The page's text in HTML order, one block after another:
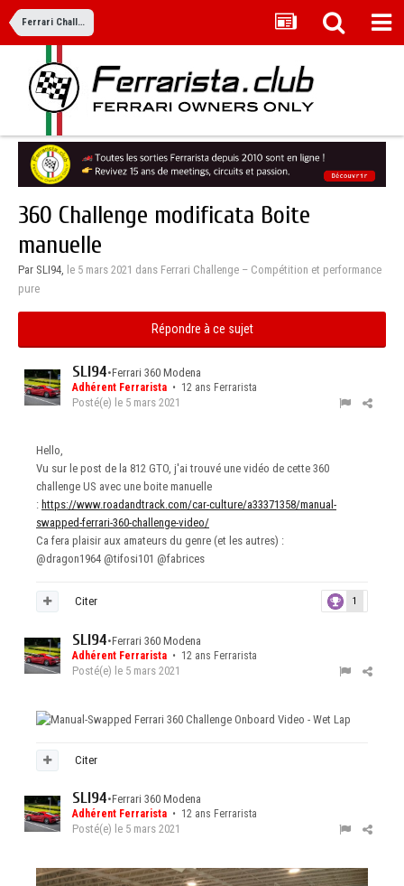
Ferrari Challenge – Compétition et performance pure
360 Challenge modificata Boite
manuelle
Par SLI94, le 5 mars 2021 dans Ferrari Challenge – Compétition et performance
pure
Répondre à ce sujet
SLI94•Ferrari 360 Modena
Adhérent Ferrarista • 12 ans Ferrarista
Posté(e) le 5 mars 2021
Hello,
Vu sur le post de la 812 GTO, j'ai trouvé une vidéo de cette 360
challenge US avec une boite manuelle
: https://www.roadandtrack.com/car-culture/a33371358/manual-
swapped-ferrari-360-challenge-video/
Ca fera plaisir aux amateurs du genre (et les autres) :
@dragon1964 @tifosi101 @fabrices
1
Citer
SLI94•Ferrari 360 Modena
Adhérent Ferrarista • 12 ans Ferrarista
Posté(e) le 5 mars 2021
Citer
SLI94•Ferrari 360 Modena
Adhérent Ferrarista • 12 ans Ferrarista
Posté(e) le 5 mars 2021